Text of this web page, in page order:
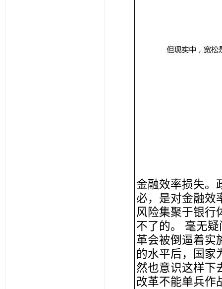
金融效率损失。
必，是对金融效
风险集聚于银行
不了的。 毫无
革会被倒逼着实
的水平后，国家
然也意识这样下
改革不能单兵作